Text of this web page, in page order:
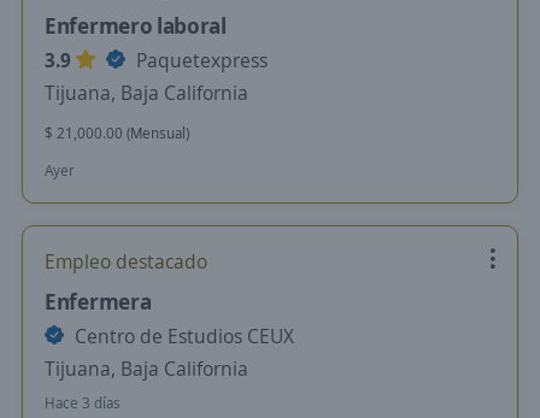
Enfermero laboral
3.9
Paquetexpress
Tijuana, Baja California
$ 21,000.00 (Mensual)
Ayer
Empleo destacado
Enfermera
Centro de Estudios CEUX
Tijuana, Baja California
Hace 3 días